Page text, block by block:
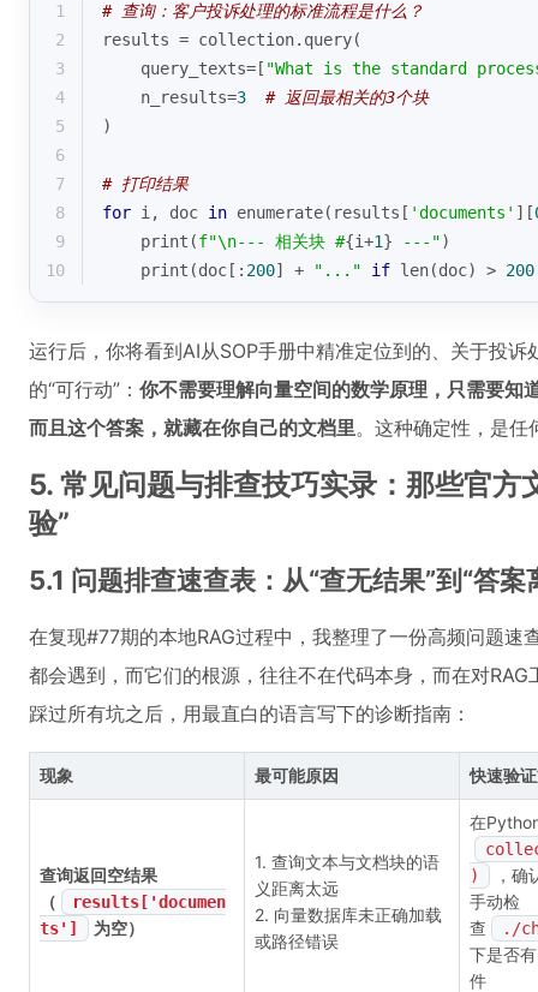
1
# 查询：客户投诉处理的标准流程是什么？
2
results = collection.query(
3
    query_texts=[
"What is the standard
4
    n_results=
3
# 返回最相关的3个块
5
)
6
7
# 打印结果
8
for i, doc in enumerate(results[ 'documents' ][
9
print (f"\n--- 相关块 #{i+1} ---")
10
print (doc[: 200] + "..." if len(doc) > 200
运行后，你将看到AI从SOP手册中精准定位到的、关于投
的“可行动”： 你不需要理解向量空间的数学原理，只需要知
而且这个答案，就藏在你自己的文档里。这种确定性，是任
5. 常见问题与排查技巧实录：那些官方
验”
5.1 问题排查速查表：从“查无结果”到“答
在复现#77期的本地RAG过程中，我整理了一份高频问题速
都会遇到，而它们的根源，往往不在代码本身，而在对
踩过所有坑之后，用最直白的语言写下的诊断指南：
现象 最可能原因 快速验
查询返回空结果
（
results['documen
ts']
为空）
1. 查询文本与文档块的语
义距离太远
2. 向量数据库未正确加载
或路径错误
在
)
，
手动检
查
./
下是否有
件